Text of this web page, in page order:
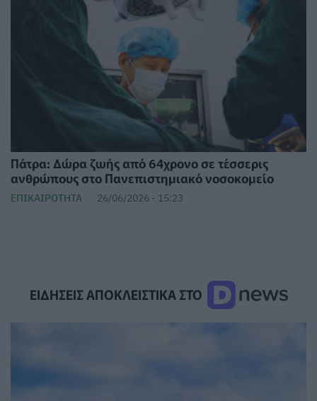
Πάτρα: Δώρα ζωής από 64χρονο σε τέσσερις
ανθρώπους στο Πανεπιστημιακό νοσοκομείο
ΕΠΙΚΑΙΡΌΤΗΤΑ 26/06/2026 - 15:23
ΕΙΔΗΣΕΙΣ ΑΠΟΚΛΕΙΣΤΙΚΑ ΣΤΟ